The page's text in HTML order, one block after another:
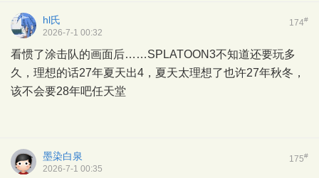
174#
hl氏
2026-7-1 00:32
看惯了涂击队的画面后……SPLATOON3不知道还要玩多
久，理想的话27年夏天出4，夏天太理想了也许27年秋冬，
该不会要28年吧任天堂
175#
墨染白泉
2026-7-1 00:35